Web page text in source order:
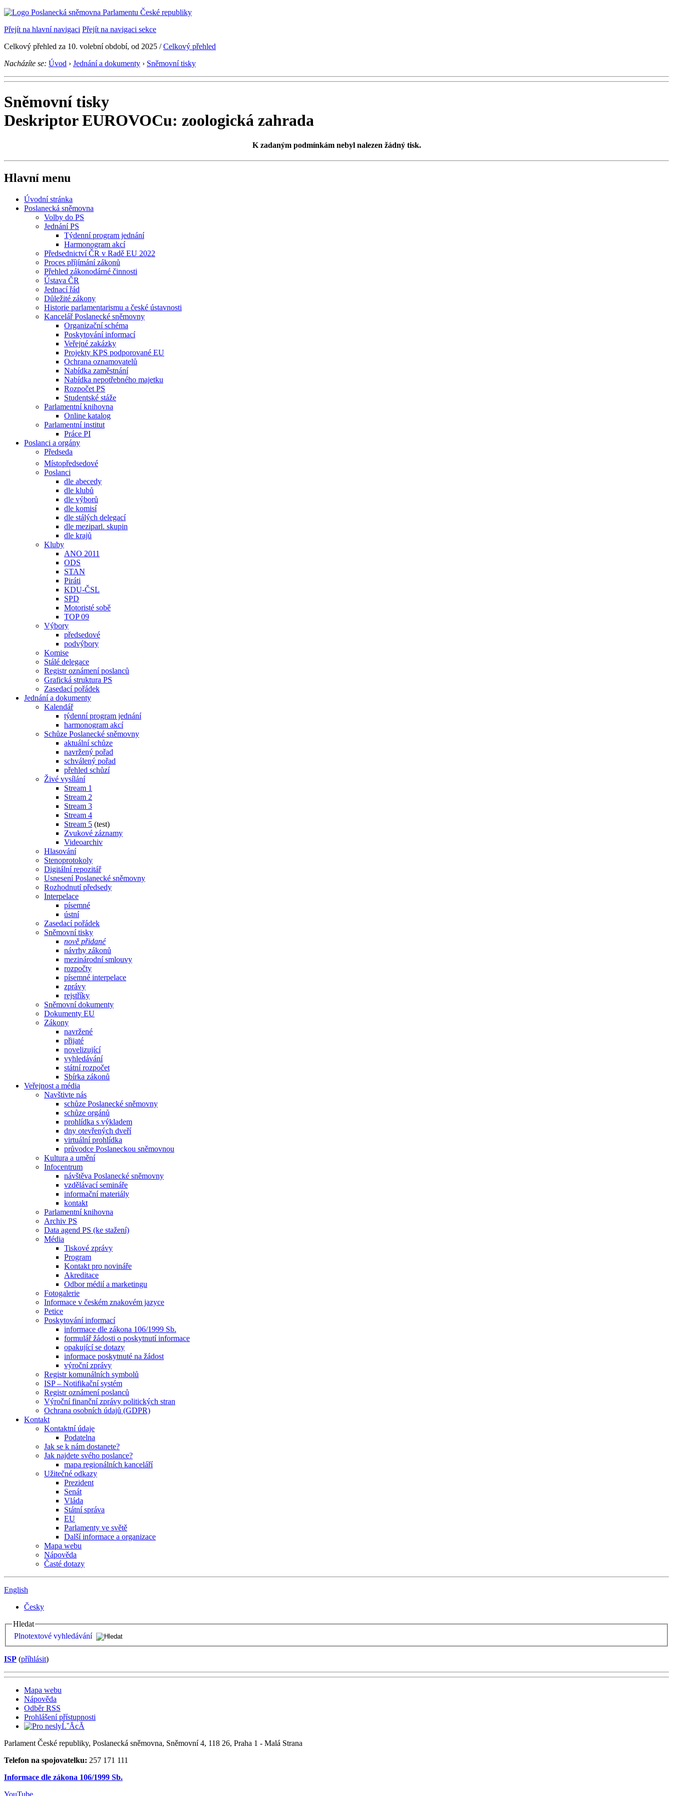
Přejít na hlavní navigaci Přejít na navigaci sekce
Celkový přehled za 10. volební období, od 2025 /Celkový přehled
Nacházíte se: Úvod › Jednání a dokumenty › Sněmovní tisky
Sněmovní tisky
Deskriptor EUROVOCu: zoologická zahrada
K zadaným podmínkám nebyl nalezen žádný tisk.
Hlavní menu
Úvodní stránka
Poslanecká sněmovna
Volby do PS
Jednání PS
Týdenní program jednání
Harmonogram akcí
Předsednictví ČR v Radě EU 2022
Proces příjímání zákonů
Přehled zákonodárné činnosti
Ústava ČR
Jednací řád
Důležité zákony
Historie parlamentarismu a české ústavnosti
Kancelář Poslanecké sněmovny
Organizační schéma
Poskytování informací
Veřejné zakázky
Projekty KPS podporované EU
Ochrana oznamovatelů
Nabídka zaměstnání
Nabídka nepotřebného majetku
Rozpočet PS
Studentské stáže
Parlamentní knihovna
Online katalog
Parlamentní institut
Práce PI
Poslanci a orgány
Předseda
Místopředsedové
Poslanci
dle abecedy
dle klubů
dle výborů
dle komisí
dle stálých delegací
dle meziparl. skupin
dle krajů
Kluby
ANO 2011
ODS
STAN
Piráti
KDU-ČSL
SPD
Motoristé sobě
TOP 09
Výbory
předsedové
podvýbory
Komise
Stálé delegace
Registr oznámení poslanců
Grafická struktura PS
Zasedací pořádek
Jednání a dokumenty
Kalendář
týdenní program jednání
harmonogram akcí
Schůze Poslanecké sněmovny
aktuální schůze
navržený pořad
schválený pořad
přehled schůzí
Živé vysílání
Stream 1
Stream 2
Stream 3
Stream 4
Stream 5 (test)
Zvukové záznamy
Videoarchiv
Hlasování
Stenoprotokoly
Digitální repozitář
Usnesení Poslanecké sněmovny
Rozhodnutí předsedy
Interpelace
písemné
ústní
Zasedací pořádek
Sněmovní tisky
nově přidané
návrhy zákonů
mezinárodní smlouvy
rozpočty
písemné interpelace
zprávy
rejstříky
Sněmovní dokumenty
Dokumenty EU
Zákony
navržené
přijaté
novelizující
vyhledávání
státní rozpočet
Sbírka zákonů
Veřejnost a média
Navštivte nás
schůze Poslanecké sněmovny
schůze orgánů
prohlídka s výkladem
dny otevřených dveří
virtuální prohlídka
průvodce Poslaneckou sněmovnou
Kultura a umění
Infocentrum
návštěva Poslanecké sněmovny
vzdělávací semináře
informační materiály
kontakt
Parlamentní knihovna
Archiv PS
Data agend PS (ke stažení)
Média
Tiskové zprávy
Program
Kontakt pro novináře
Akreditace
Odbor médií a marketingu
Fotogalerie
Informace v českém znakovém jazyce
Petice
Poskytování informací
informace dle zákona 106/1999 Sb.
formulář žádosti o poskytnutí informace
opakující se dotazy
informace poskytnuté na žádost
výroční zprávy
Registr komunálních symbolů
ISP – Notifikační systém
Registr oznámení poslanců
Výroční finanční zprávy politických stran
Ochrana osobních údajů (GDPR)
Kontakt
Kontaktní údaje
Podatelna
Jak se k nám dostanete?
Jak najdete svého poslance?
mapa regionálních kanceláří
Užitečné odkazy
Prezident
Senát
Vláda
Státní správa
EU
Parlamenty ve světě
Další informace a organizace
Mapa webu
Nápověda
Časté dotazy
English
Česky
Hledat
Plnotextové vyhledávání
ISP (příhlásit)
Mapa webu
Nápověda
Odběr RSS
Prohlášení přístupnosti
Parlament České republiky, Poslanecká sněmovna, Sněmovní 4, 118 26, Praha 1 - Malá Strana
Telefon na spojovatelku: 257 171 111
Informace dle zákona 106/1999 Sb.
YouTube